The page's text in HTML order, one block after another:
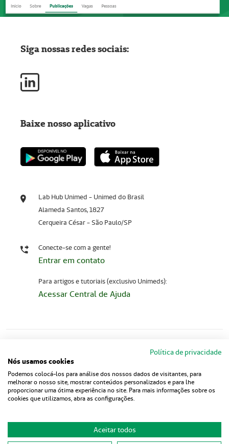
Lab Hub Unimed - Unimed do Brasil
Alameda Santos, 1827
Cerqueira César - São Paulo/SP
Conecte-se com a gente!
Entrar em contato
Para artigos e tutoriais (exclusivo Unimeds):
Acessar Central de Ajuda
Siga nossas redes sociais:
Baixe nosso aplicativo
Copyright 2001 - 2026 Unimed do
Brasil - Todos os direitos reservados
Política de privacidade
Nós usamos cookies
Podemos colocá-los para análise dos nossos dados de visitantes, para
melhorar o nosso site, mostrar conteúdos personalizados e para lhe
proporcionar uma ótima experiência no site. Para mais informações sobre os
cookies que utilizamos, abra as configurações.
Aceitar todos